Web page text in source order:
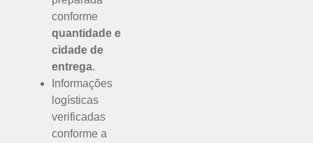
conforme
quantidade e
cidade de
entrega.
Informações
logísticas
verificadas
conforme a